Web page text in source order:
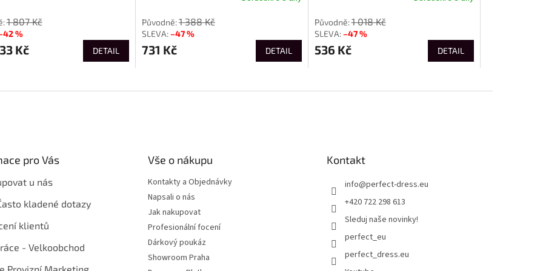
1 807 Kč
%
Kč DETAIL
1 388 Kč
–47 %
731 Kč DETAIL
1 018 Kč
–47 %
536 Kč DETAIL
pro Vás
u nás
kladené dotazy
klientů
- Velkoobchod
Vše o nákupu
Kontakty a Objednávky
Napsali o nás
Jak nakupovat
Profesionální focení
Dárkový poukáz
Showroom Praha
Kontakt
info@perfect-dress.eu
+420 722 298 613
Sleduj naše novinky!
perfect_eu
perfect_dress.eu